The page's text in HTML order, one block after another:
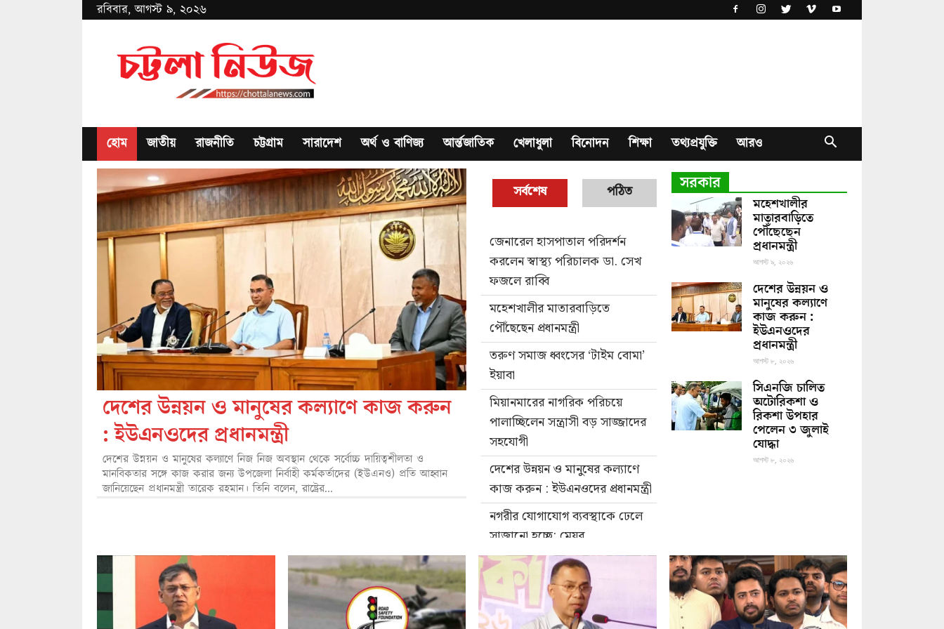
রবিবার, আগস্ট ৯, ২০২৬
Chottala
News
হোম জাতীয় রাজনীতি চট্টগ্রাম সারাদেশ অর্থ ও বাণিজ্য আর্ন্তজাতিক খেলাধুলা বিনোদন শিক্ষা তথ্যপ্রযুক্তি আরও
দেশের উন্নয়ন ও মানুষের কল্যাণে কাজ করুন
: ইউএনওদের প্রধানমন্ত্রী
দেশের উন্নয়ন ও মানুষের কল্যাণে নিজ নিজ অবস্থান থেকে সর্বোচ্চ দায়িত্বশীলতা ও
মানবিকতার সঙ্গে কাজ করার জন্য উপজেলা নির্বাহী কর্মকর্তাদের (ইউএনও) প্রতি আহ্বান
জানিয়েছেন প্রধানমন্ত্রী তারেক রহমান। তিনি বলেন, রাষ্ট্রের...
সর্বশেষ পঠিত
জেনারেল হাসপাতাল পরিদর্শন
করলেন স্বাস্থ্য পরিচালক ডা. সেখ
ফজলে রাব্বি
মহেশখালীর মাতারবাড়িতে
পৌঁছেছেন প্রধানমন্ত্রী
তরুণ সমাজ ধ্বংসের ‘টাইম বোমা’
ইয়াবা
মিয়ানমারের নাগরিক পরিচয়ে
পালাচ্ছিলেন সন্ত্রাসী বড় সাজ্জাদের
সহযোগী
দেশের উন্নয়ন ও মানুষের কল্যাণে
কাজ করুন : ইউএনওদের প্রধানমন্ত্রী
নগরীর যোগাযোগ ব্যবস্থাকে ঢেলে
সাজানো হচ্ছে: মেয়র
এমপি সরোয়ার আলমগীরের মায়ের
মৃত্যুতে মেয়র ডা. শাহাদাতের শোক
কালুরঘাট বেতার কেন্দ্র দেশের
সরকার
মহেশখালীর
মাতারবাড়িতে
পৌঁছেছেন
প্রধানমন্ত্রী
আগস্ট ৯, ২০২৬
দেশের উন্নয়ন ও
মানুষের কল্যাণে
কাজ করুন :
ইউএনওদের
প্রধানমন্ত্রী
আগস্ট ৮, ২০২৬
সিএনজি চালিত
অটোরিকশা ও
রিকশা উপহার
পেলেন ৩ জুলাই
যোদ্ধা
আগস্ট ৮, ২০২৬